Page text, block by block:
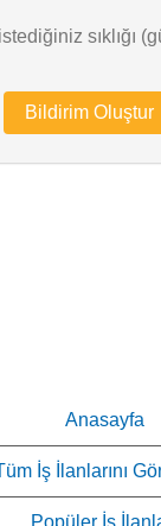
sıklığı
Anasayfa
İş İlanlarını
Popüler İş